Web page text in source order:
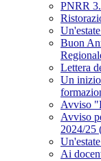
PNRR
Buon
Lettera
Un inizio
Avviso
Avviso
2024/25
Ai